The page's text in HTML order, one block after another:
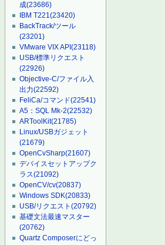
成(23686)
IBM T221(23420)
BackTrack/ツール
(23201)
VMware VIX API(23118)
USB/標準リクエスト
(22926)
Objective-C/ファイル入
出力(22592)
FeliCa/コマンド(22541)
A5：SQL Mk-2(22532)
ARToolKit(21785)
Linux/USBガジェット
(21679)
OpenCvSharp(21607)
デバイスセットアップク
ラス(21092)
OpenCV/cv(20837)
Windows SDK(20833)
USB/リクエスト(20792)
基礎文法最速マスター
(20762)
Quartz Composerにどっ